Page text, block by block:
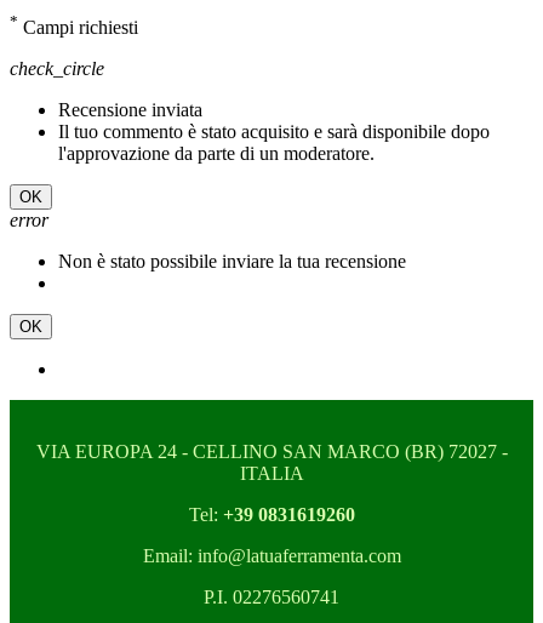
* Campi richiesti
check_circle
Recensione inviata
Il tuo commento è stato acquisito e sarà disponibile dopo
l'approvazione da parte di un moderatore.
OK
error
Non è stato possibile inviare la tua recensione
OK
VIA EUROPA 24 - CELLINO SAN MARCO (BR) 72027 -
ITALIA
Tel: +39 0831619260
Email: info@latuaferramenta.com
P.I. 02276560741